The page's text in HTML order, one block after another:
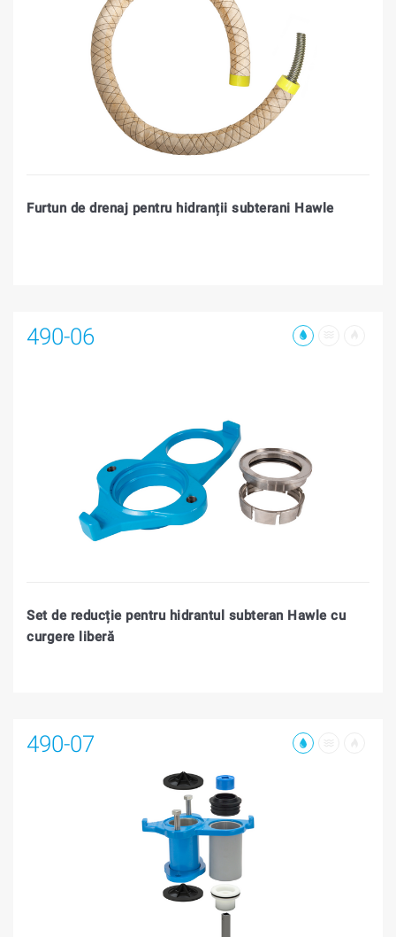
Furtun de drenaj pentru hidranții subterani Hawle
490-06
Set de reducție pentru hidrantul subteran Hawle cu
curgere liberă
490-07